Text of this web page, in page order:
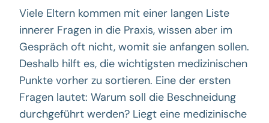
Viele Eltern kommen mit einer langen Liste
innerer Fragen in die Praxis, wissen aber im
Gespräch oft nicht, womit sie anfangen sollen.
Deshalb hilft es, die wichtigsten medizinischen
Punkte vorher zu sortieren. Eine der ersten
Fragen lautet: Warum soll die Beschneidung
durchgeführt werden? Liegt eine medizinische